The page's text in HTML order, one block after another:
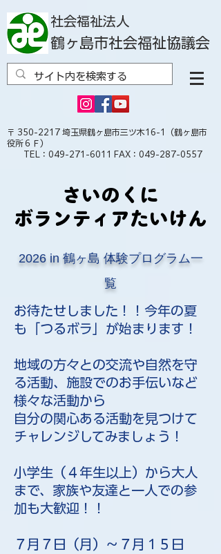
社会福祉法人
鶴ヶ島市社会福祉協議会
〒 350-2217 埼玉県鶴ヶ島市三ツ木16-1（鶴ヶ島市
役所６Ｆ）
TEL：049-271-6011 FAX：049-287-0557
さいのくに
ボランティアたいけん
さいのくに
ボランティアたいけん
2026 in 鶴ヶ島 体験プログラム一
覧
お待たせしました！！今年の夏
も「つるボラ」が始まります！
地域の方々との交流や自然を守
る活動、施設でのお手伝いなど
様々な活動から
自分の関心ある活動を見つけて
チャレンジしてみましょう！
小学生（４年生以上）から大人
まで、家族や友達と一人での参
加も大歓迎！！
​７月７日（月）～７月１５日